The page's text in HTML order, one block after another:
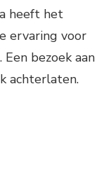
heeft het
ervaring voor
bezoek aan
achterlaten.